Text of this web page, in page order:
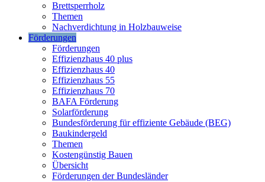
Brettsperrholz
Themen
Nachverdichtung in Holzbauweise
Förderungen
Förderungen
Effizienzhaus 40 plus
Effizienzhaus 40
Effizienzhaus 55
Effizienzhaus 70
BAFA Förderung
Solarförderung
Bundesförderung für effiziente Gebäude (BEG)
Baukindergeld
Themen
Kostengünstig Bauen
Übersicht
Förderungen der Bundesländer